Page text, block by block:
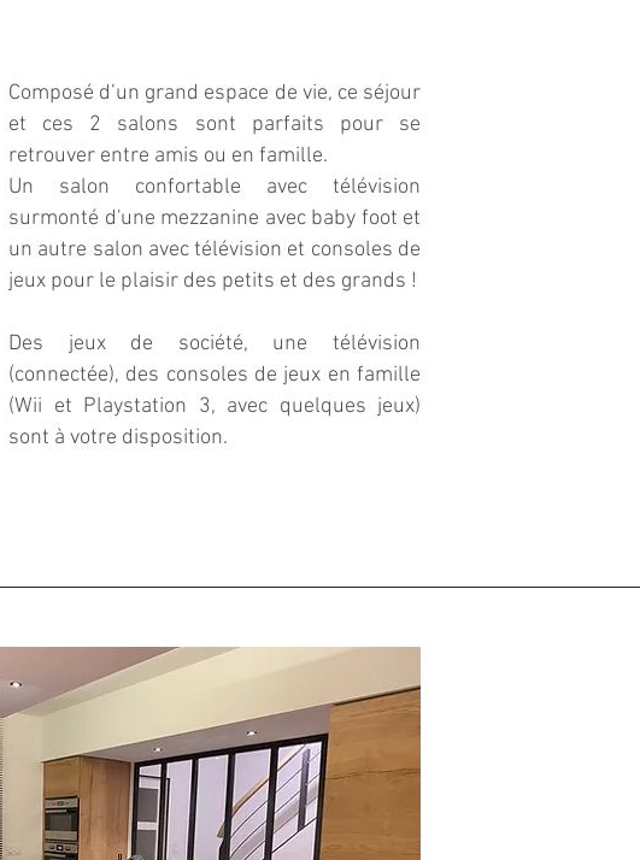
Composé d’un grand espace de vie, ce séjour
et ces 2 salons sont parfaits pour se
retrouver entre amis ou en famille.
Un salon confortable avec télévision
surmonté d'une mezzanine avec baby foot et
un autre salon avec télévision et consoles de
jeux pour le plaisir des petits et des grands !
Des jeux de société, une télévision
(connectée), des consoles de jeux en famille
(Wii et Playstation 3, avec quelques jeux)
sont à votre disposition.